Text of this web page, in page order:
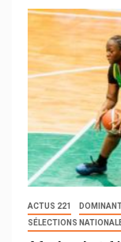
ACTUS 221
SÉLECTIONS